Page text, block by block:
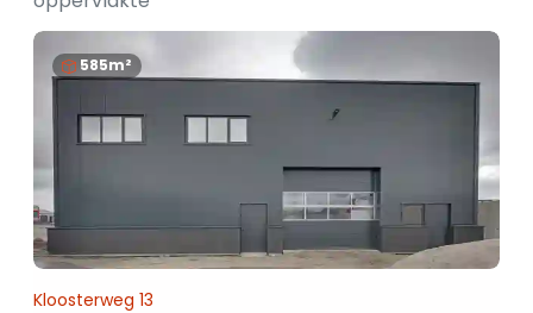
585m²
Kloosterweg 13